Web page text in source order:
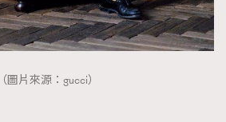
（圖片來源：gucci）